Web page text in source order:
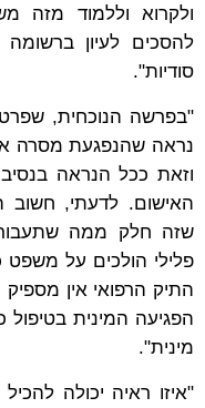
ולקרוא וללמוד מזה
להסכים לעיון
סודיות".
"בפרשה הנוכחית,
נראה שהנפגעת מסרה את
וזאת ככל הנראה
האישום. לדעתי, חשוב
שזה חלק ממה
פלילי הולכים על משפט
התיק הרפואי אין מספיק
הפגיעה המינית
מינית".
"איזו ראיה יכולה